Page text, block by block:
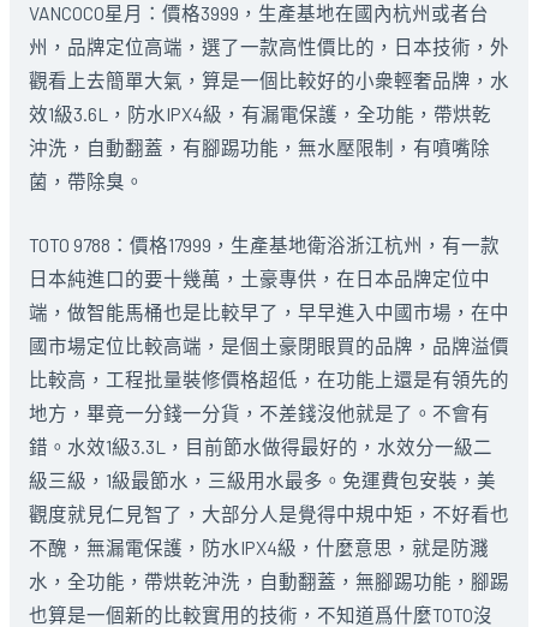
VANCOCO星月：價格3999，生產基地在國內杭州或者台
州，品牌定位高端，選了一款高性價比的，日本技術，外
觀看上去簡單大氣，算是一個比較好的小衆輕奢品牌，水
效1級3.6L，防水IPX4級，有漏電保護，全功能，帶烘乾
沖洗，自動翻蓋，有腳踢功能，無水壓限制，有噴嘴除
菌，帶除臭。
TOTO 9788：價格17999，生產基地衛浴浙江杭州，有一款
日本純進口的要十幾萬，土豪專供，在日本品牌定位中
端，做智能馬桶也是比較早了，早早進入中國市場，在中
國市場定位比較高端，是個土豪閉眼買的品牌，品牌溢價
比較高，工程批量裝修價格超低，在功能上還是有領先的
地方，畢竟一分錢一分貨，不差錢沒他就是了。不會有
錯。水效1級3.3L，目前節水做得最好的，水效分一級二
級三級，1級最節水，三級用水最多。免運費包安裝，美
觀度就見仁見智了，大部分人是覺得中規中矩，不好看也
不醜，無漏電保護，防水IPX4級，什麼意思，就是防濺
水，全功能，帶烘乾沖洗，自動翻蓋，無腳踢功能，腳踢
也算是一個新的比較實用的技術，不知道爲什麼TOTO沒